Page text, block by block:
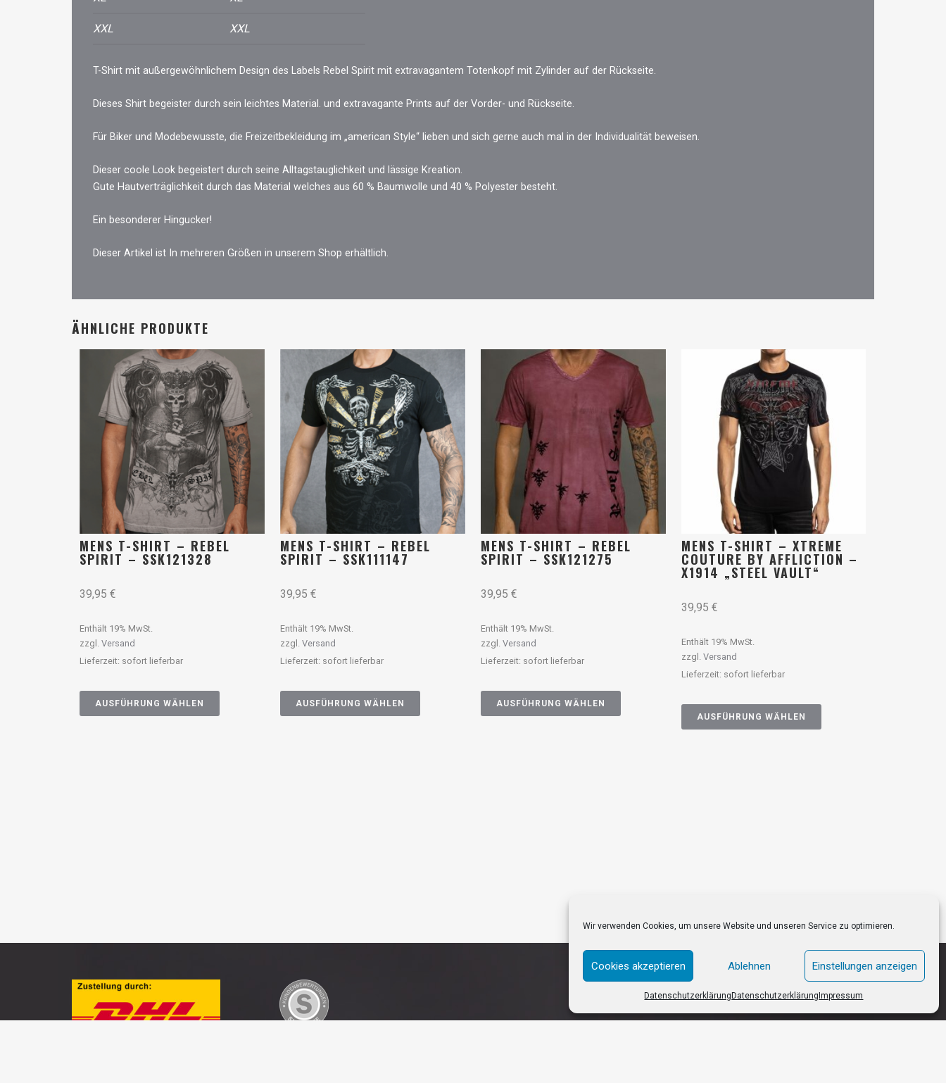
Wir verwenden Cookies, um unsere Website und unseren Service zu optimieren.
Cookies akzeptieren Ablehnen Einstellungen anzeigen
Datenschutzerklärung Datenschutzerklärung Impressum
XXL XXL
T-Shirt mit außergewöhnlichem Design des Labels Rebel Spirit mit extravagantem Totenkopf mit Zylinder auf der Rückseite.
Dieses Shirt begeister durch sein leichtes Material. und extravagante Prints auf der Vorder- und Rückseite.
Für Biker und Modebewusste, die Freizeitbekleidung im „american Style“ lieben und sich gerne auch mal in der Individualität beweisen.
Dieser coole Look begeistert durch seine Alltagstauglichkeit und lässige Kreation.
Gute Hautverträglichkeit durch das Material welches aus 60 % Baumwolle und 40 % Polyester besteht.
Ein besonderer Hingucker!
Dieser Artikel ist In mehreren Größen in unserem Shop erhältlich.
ÄHNLICHE PRODUKTE
MENS T-SHIRT – REBEL
SPIRIT – SSK121328
39,95€
Enthält 19% MwSt.
zzgl.Versand
Lieferzeit: sofort lieferbar
AUSFÜHRUNG WÄHLEN
MENS T-SHIRT – REBEL
SPIRIT – SSK111147
39,95€
Enthält 19% MwSt.
zzgl.Versand
Lieferzeit: sofort lieferbar
AUSFÜHRUNG WÄHLEN
MENS T-SHIRT – REBEL
SPIRIT – SSK121275
39,95€
Enthält 19% MwSt.
zzgl.Versand
Lieferzeit: sofort lieferbar
AUSFÜHRUNG WÄHLEN
MENS T-SHIRT – XTREME
COUTURE BY AFFLICTION –
X1914 „STEEL VAULT“
39,95€
Enthält 19% MwSt.
zzgl.Versand
Lieferzeit: sofort lieferbar
AUSFÜHRUNG WÄHLEN